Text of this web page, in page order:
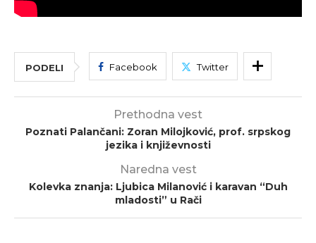
PODELI Facebook Twitter
Prethodna vest
Poznati Palančani: Zoran Milojković, prof. srpskog
jezika i književnosti
Naredna vest
Kolevka znanja: Ljubica Milanović i karavan “Duh
mladosti” u Rači